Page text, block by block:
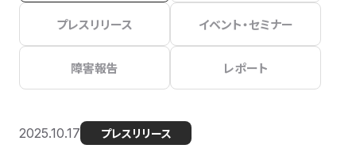
プレスリリース イベント・セミナー
障害報告 レポート
2025.10.17 プレスリリース